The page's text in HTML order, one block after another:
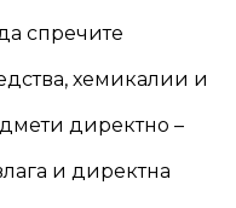
спречите
хемикалии и
директно –
и директна